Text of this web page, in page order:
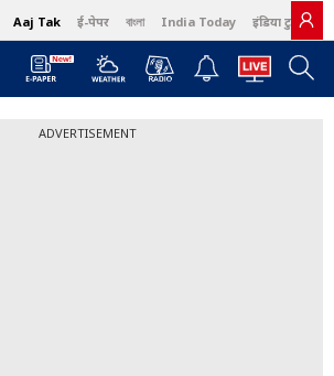
Aaj Tak ई-पेपर বাংলা India Today इंडिया टुडे हिंदी
ADVERTISEMENT